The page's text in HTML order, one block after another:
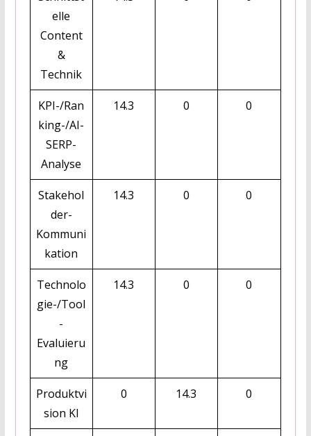
elle
Content
&
Technik
KPI-/Ran
king-/AI-
SERP-
Analyse
14.3 0 0
Stakehol
der-
Kommuni
kation
14.3 0 0
Technolo
gie-/Tool
-
Evaluieru
ng
14.3 0 0
Produktvi
sion KI
0 14.3 0